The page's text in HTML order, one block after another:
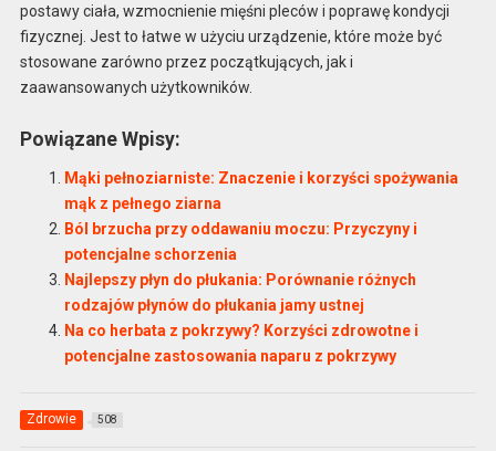
postawy ciała, wzmocnienie mięśni pleców i poprawę kondycji
fizycznej. Jest to łatwe w użyciu urządzenie, które może być
stosowane zarówno przez początkujących, jak i
zaawansowanych użytkowników.
Powiązane Wpisy:
Mąki pełnoziarniste: Znaczenie i korzyści spożywania
mąk z pełnego ziarna
Ból brzucha przy oddawaniu moczu: Przyczyny i
potencjalne schorzenia
Najlepszy płyn do płukania: Porównanie różnych
rodzajów płynów do płukania jamy ustnej
Na co herbata z pokrzywy? Korzyści zdrowotne i
potencjalne zastosowania naparu z pokrzywy
Zdrowie 508